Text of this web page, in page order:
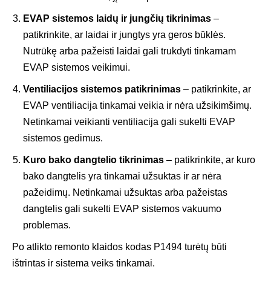
EVAP sistemos laidų ir jungčių tikrinimas –
patikrinkite, ar laidai ir jungtys yra geros būklės.
Nutrūkę arba pažeisti laidai gali trukdyti tinkamam
EVAP sistemos veikimui.
Ventiliacijos sistemos patikrinimas – patikrinkite, ar
EVAP ventiliacija tinkamai veikia ir nėra užsikimšimų.
Netinkamai veikianti ventiliacija gali sukelti EVAP
sistemos gedimus.
Kuro bako dangtelio tikrinimas – patikrinkite, ar kuro
bako dangtelis yra tinkamai užsuktas ir ar nėra
pažeidimų. Netinkamai užsuktas arba pažeistas
dangtelis gali sukelti EVAP sistemos vakuumo
problemas.
Po atlikto remonto klaidos kodas P1494 turėtų būti
ištrintas ir sistema veiks tinkamai.